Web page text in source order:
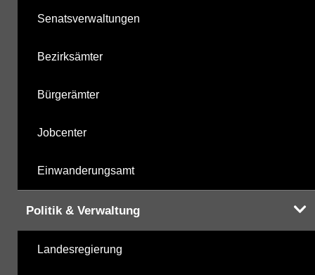
Senatsverwaltungen
Bezirksämter
Bürgerämter
Jobcenter
Einwanderungsamt
Politik & Verwaltung
Landesregierung